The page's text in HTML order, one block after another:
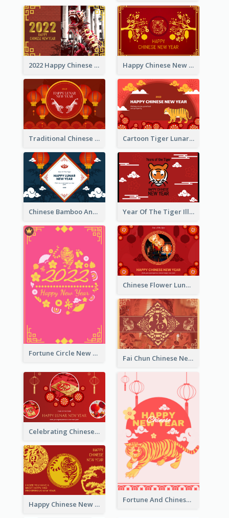
2022 Happy Chinese New Year Greeting Card With Photo Happy Chinese New Year Greeting Card With Chinese Tree Illustration
Traditional Chinese New Year Celebration Greeting Card Cartoon Tiger Lunar New Year Greeting Card
Chinese Bamboo And Lanterns New Year Greeting Card Year Of The Tiger Illustration Chinese New Year Greeting Card
Fortune Circle New Year Greeting Card
Chinese Flower Lunar New Year Greeting Card
Fai Chun Chinese New Year Greeting Card
Celebrating Chinese New Year Greeting Card
Fortune And Chinese New Year Greeting Card
Happy Chinese New Year Greeting Card With Circle illustrations